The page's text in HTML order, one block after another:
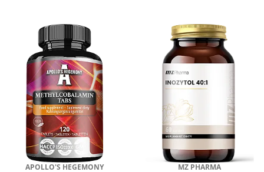
APOLLO'S HEGEMONY MZ PHARMA